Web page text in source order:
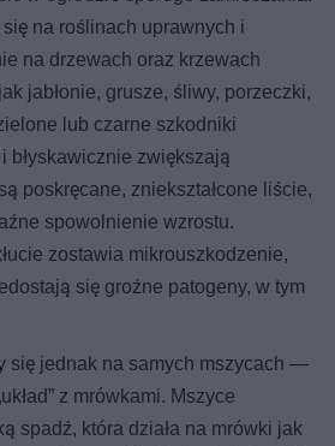
na roślinach uprawnych i
na drzewach oraz krzewach
jabłonie, grusze, śliwy, porzeczki,
lub czarne szkodniki
błyskawicznie zwiększają
poskręcane, zniekształcone liście,
spowolnienie wzrostu.
zostawia mikrouszkodzenie,
się groźne patogeny, w tym
się jednak na samych mszycach —
z mrówkami. Mszyce
spadź, która działa na mrówki jak